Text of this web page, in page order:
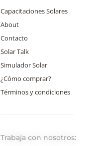
Capacitaciones Solares
About
Contacto
Solar Talk
Simulador Solar
¿Cómo comprar?
Términos y condiciones
Trabaja con nosotros: